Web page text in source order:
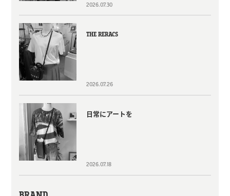
2026.07.30
THE RERACS
2026.07.26
日常にアートを
2026.07.18